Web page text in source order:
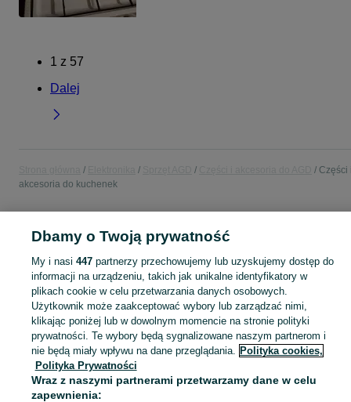
1 z 57
Dalej
Części
akcesoria do kuchenek
KATEGORIA
Sprzedaż części i akcesoriów do kuchenek w Polsce ▶️ palniki, pokrętła, szyby i inne ✅ Nowe i używane w najlepszych cenach ✌ Kupuj i sprzedawaj na OLX.pl! Zobacz
Mapa kategorii
Mapa miejscowości
Mapa ministron
Dbamy o Twoją prywatność
My i nasi 447partnerzy przechowujemy lub uzyskujemy dostęp do
informacji na urządzeniu, takich jak unikalne identyfikatory w
plikach cookie w celu przetwarzania danych osobowych.
Użytkownik może zaakceptować wybory lub zarządzać nimi,
klikając poniżej lub w dowolnym momencie na stronie polityki
prywatności. Te wybory będą sygnalizowane naszym partnerom i
nie będą miały wpływu na dane przeglądania. Polityka cookies,
Polityka Prywatności
Wraz z naszymi partnerami przetwarzamy dane w celu
zapewnienia: